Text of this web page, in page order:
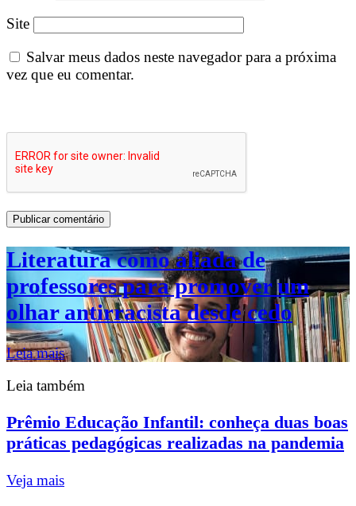
Site
Salvar meus dados neste navegador para a próxima
vez que eu comentar.
Literatura como aliada de
professores para promover um
olhar antirracista desde cedo
Leia mais
Leia também
Prêmio Educação Infantil: conheça duas boas
práticas pedagógicas realizadas na pandemia
Veja mais